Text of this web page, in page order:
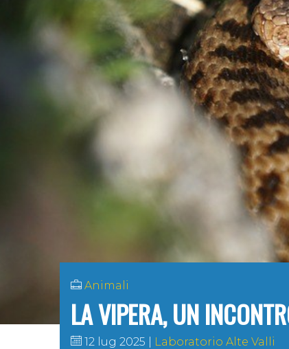
Animali
LA VIPERA, UN
12 lug 2025 Laboratorio Alte Valli